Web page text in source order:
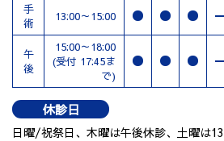
手
術
13:00～15:00
午
後
15:00～18:00
(受付 17:45ま
で)
休診日
日曜/祝祭日、木曜は午後休診、土曜は